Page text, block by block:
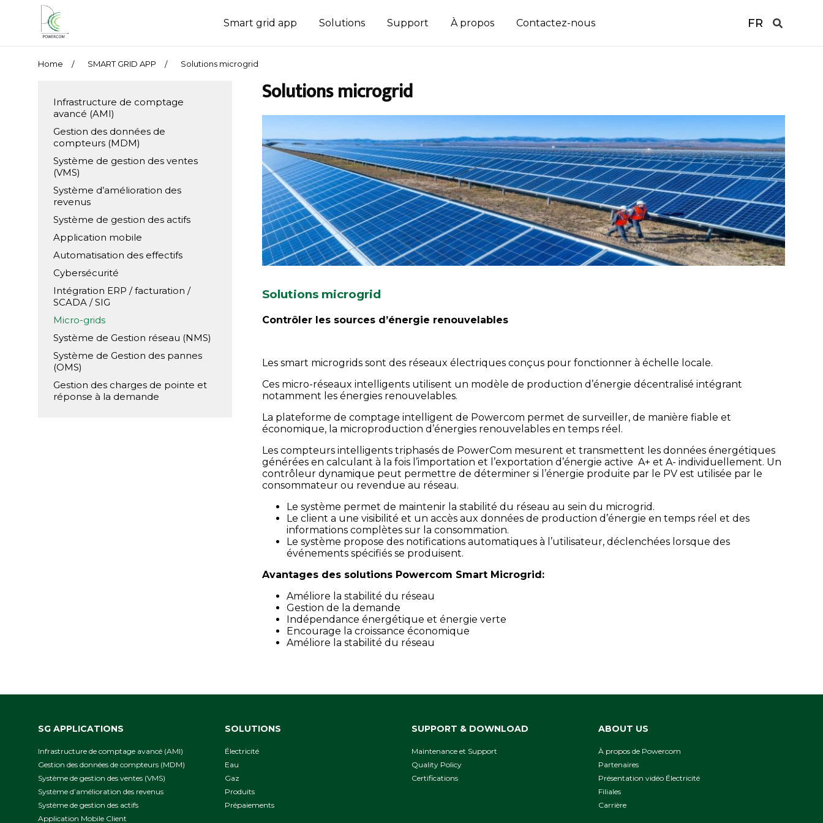
Smart grid app Solutions Support À propos Contactez-nous FR
Home SMART GRID APP Solutions microgrid
Infrastructure de comptage
avancé (AMI)
Gestion des données de
compteurs (MDM)
Système de gestion des ventes
(VMS)
Système d’amélioration des
revenus
Système de gestion des actifs
Application mobile
Automatisation des effectifs
Cybersécurité
Intégration ERP / facturation /
SCADA / SIG
Micro-grids
Système de Gestion réseau (NMS)
Système de Gestion des pannes
(OMS)
Gestion des charges de pointe et
réponse à la demande
Solutions microgrid
Solutions microgrid
Contrôler les sources d’énergie renouvelables
Les smart microgrids sont des réseaux électriques conçus pour fonctionner à échelle locale.
Ces micro-réseaux intelligents utilisent un modèle de production d’énergie décentralisé intégrant
notamment les énergies renouvelables.
La plateforme de comptage intelligent de Powercom permet de surveiller, de manière fiable et
économique, la microproduction d’énergies renouvelables en temps réel.
Les compteurs intelligents triphasés de PowerCom mesurent et transmettent les données énergétiques
générées en calculant à la fois l’importation et l’exportation d’énergie active A+ et A- individuellement. Un
contrôleur dynamique peut permettre de déterminer si l’énergie produite par le PV est utilisée par le
consommateur ou revendue au réseau.
Le système permet de maintenir la stabilité du réseau au sein du microgrid.
Le client a une visibilité et un accès aux données de production d’énergie en temps réel et des
informations complètes sur la consommation.
Le système propose des notifications automatiques à l’utilisateur, déclenchées lorsque des
événements spécifiés se produisent.
Avantages des solutions Powercom Smart Microgrid:
Améliore la stabilité du réseau
Gestion de la demande
Indépendance énergétique et énergie verte
Encourage la croissance économique
Améliore la stabilité du réseau
SG APPLICATIONS
Infrastructure de comptage avancé (AMI)
Gestion des données de compteurs (MDM)
Système de gestion des ventes (VMS)
Système d’amélioration des revenus
Système de gestion des actifs
Application Mobile Client
SOLUTIONS
Électricité
Eau
Gaz
Produits
Prépaiements
SUPPORT & DOWNLOAD
Maintenance et Support
Quality Policy
Сertifications
ABOUT US
À propos de Powercom
Partenaires
Présentation vidéo Électricité
Filiales
Сarrière